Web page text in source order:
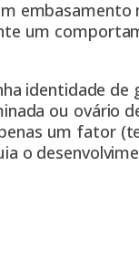
um
identidade de
ou ovário
um fator
o